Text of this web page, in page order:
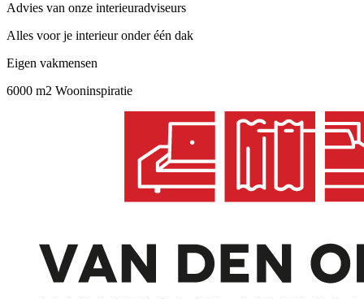
Advies van onze interieuradviseurs
Alles voor je interieur onder één dak
Eigen vakmensen
6000 m2 Wooninspiratie